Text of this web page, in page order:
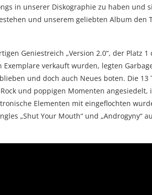
in unserer Diskographie zu haben und
und unserem geliebten Album den
Geniestreich „Version 2.0“, der Platz
verkauft wurden, legten
und doch auch Neues boten. Die 13
und poppigen Momenten
Elementen mit eingeflochten
„Shut Your Mouth“ und „Androgyny“